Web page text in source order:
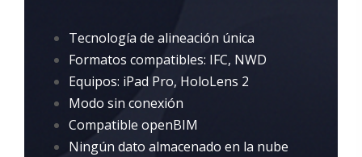
Tecnología de alineación única
Formatos compatibles: IFC, NWD
Equipos: iPad Pro, HoloLens 2
Modo sin conexión
Compatible openBIM
Ningún dato almacenado en la nube